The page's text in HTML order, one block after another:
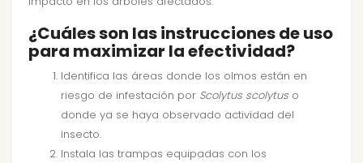
¿Cuáles son las instrucciones de uso
para maximizar la efectividad?
Identifica las áreas donde los olmos están en
riesgo de infestación por Scolytus scolytuso
donde ya se haya observado actividad del
insecto.
Instala las trampas equipadas con los